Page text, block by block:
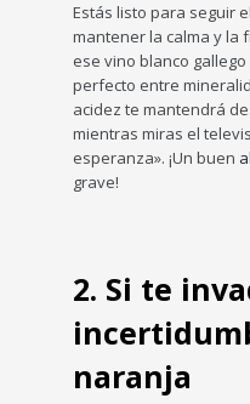
Estás listo para seguir
mantener la calma y la
ese vino blanco
perfecto entre
acidez te mantendrá
mientras miras el
esperanza». ¡Un buen
grave!
2. Si te
naranja